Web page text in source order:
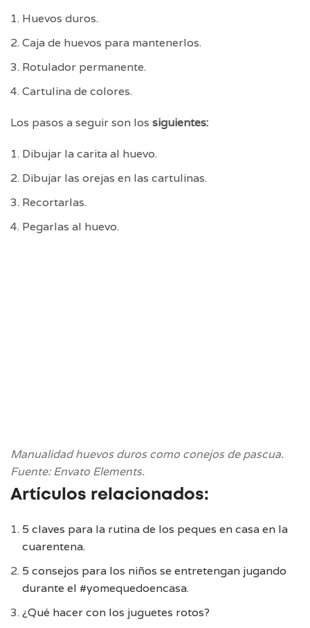
Huevos duros.
Caja de huevos para mantenerlos.
Rotulador permanente.
Cartulina de colores.
Los pasos a seguir son los siguientes:
Dibujar la carita al huevo.
Dibujar las orejas en las cartulinas.
Recortarlas.
Pegarlas al huevo.
Manualidad huevos duros como conejos de pascua.
Fuente: Envato Elements.
Artículos relacionados:
5 claves para la rutina de los peques en casa en la
cuarentena.
5 consejos para los niños se entretengan jugando
durante el #yomequedoencasa.
¿Qué hacer con los juguetes rotos?